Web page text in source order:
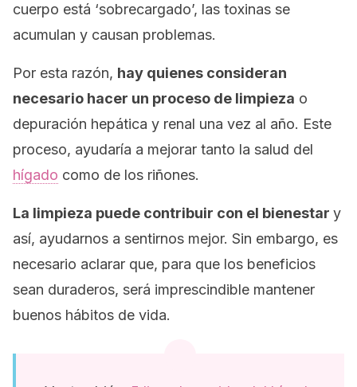
cuerpo está ‘sobrecargado’, las toxinas se
acumulan y causan problemas.
Por esta razón, hay quienes consideran
necesario hacer un proceso de limpieza o
depuración hepática y renal una vez al año. Este
proceso, ayudaría a mejorar tanto la salud del
hígado como de los riñones.
La limpieza puede contribuir con el bienestar y
así, ayudarnos a sentirnos mejor. Sin embargo, es
necesario aclarar que, para que los beneficios
sean duraderos, será imprescindible mantener
buenos hábitos de vida.